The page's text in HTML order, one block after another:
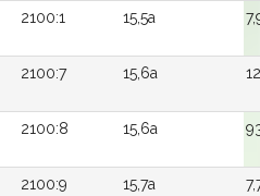
2100:1 15,5a
2100:7 15,6a
2100:8 15,6a
2100:9 15,7a